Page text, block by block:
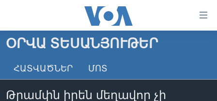
անցնել
հիմնական
անցնել
բովանդակությանը
ԳԼԽԱՎՈՐ ԷՋ
ԼՈՒՐԵՐ
ՕՐՎԱ ՏԵՍԱՆՅՈՒԹԵՐ
ՀԱՏՎԱԾՆԵՐ ՄՈՏ
Թրամփն իրեն մեղավոր չի